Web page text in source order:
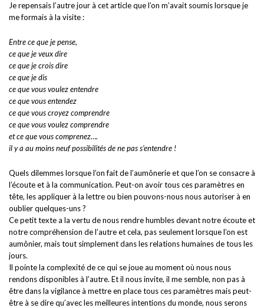
Je repensais l’autre jour à cet article que l’on m’avait soumis lorsque je
me formais à la visite :
Entre ce que je pense,
ce que je veux dire
ce que je crois dire
ce que je dis
ce que vous voulez entendre
ce que vous entendez
ce que vous croyez comprendre
ce que vous voulez comprendre
et ce que vous comprenez….
il y a au moins neuf possibilités de ne pas s’entendre !
Quels dilemmes lorsque l’on fait de l’aumônerie et que l’on se consacre à
l’écoute et à la communication. Peut-on avoir tous ces paramètres en
tête, les appliquer à la lettre ou bien pouvons-nous nous autoriser à en
oublier quelques-uns ?
Ce petit texte a la vertu de nous rendre humbles devant notre écoute et
notre compréhension de l’autre et cela, pas seulement lorsque l’on est
aumônier, mais tout simplement dans les relations humaines de tous les
jours.
Il pointe la complexité de ce qui se joue au moment où nous nous
rendons disponibles à l’autre. Et il nous invite, il me semble, non pas à
être dans la vigilance à mettre en place tous ces paramètres mais peut-
être à se dire qu’avec les meilleures intentions du monde, nous serons